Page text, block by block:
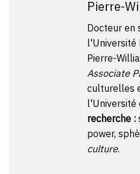
Pierre-
Docteur en
l'Université
Pierre-
Associate
culturelles
l'Université
recherche :
power,
culture.